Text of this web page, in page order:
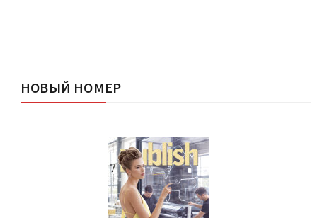
НОВЫЙ НОМЕР